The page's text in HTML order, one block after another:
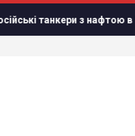
в Чорному морі, -